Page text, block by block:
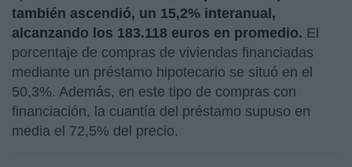
también ascendió, un 15,2% interanual,
alcanzando los 183.118 euros en promedio. El
porcentaje de compras de viviendas financiadas
mediante un préstamo hipotecario se situó en el
50,3%. Además, en este tipo de compras con
financiación, la cuantía del préstamo supuso en
media el 72,5% del precio.